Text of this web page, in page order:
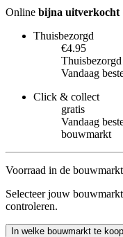
Online bijna uitverkocht
Thuisbezorgd
€4.95
Vandaag
Click & collect
gratis
Vandaag
bouwmarkt
Voorraad in de bouwmarkt
Selecteer jouw
controleren.
In welke bouwmarkt te